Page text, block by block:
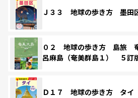
Ｊ３３ 地球の歩き方 墨田
０２ 地球の歩き方 島旅
呂麻島（奄美群島１） ５訂
Ｄ１７ 地球の歩き方 タイ